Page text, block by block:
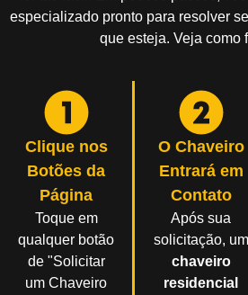
especializado pronto para resolver
que esteja. Veja como
Clique nos
Botões da
Página
Toque em
qualquer botão
de "Solicitar
um Chaveiro
O Chaveiro
Entrará em
Contato
Após sua
solicitação, um
chaveiro
residencial